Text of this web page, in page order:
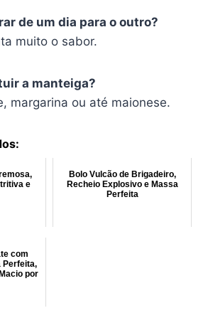
de um dia para o outro?
muito o sabor.
a manteiga?
margarina ou até maionese.
e
Bolo Vulcão de Brigadeiro,
Recheio Explosivo e Massa
Perfeita
com
Perfeita,
por